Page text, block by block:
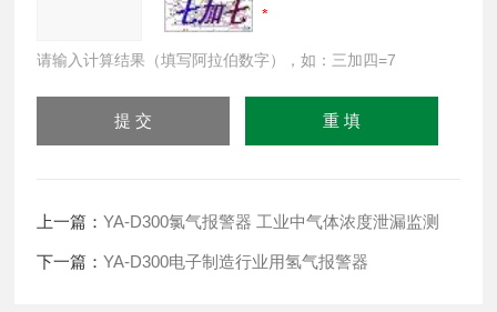
请输入计算结果（填写阿拉伯数字），如：三加四=7
上一篇：YA-D300氯气报警器 工业中气体浓度泄漏监测
下一篇：YA-D300电子制造行业用氢气报警器